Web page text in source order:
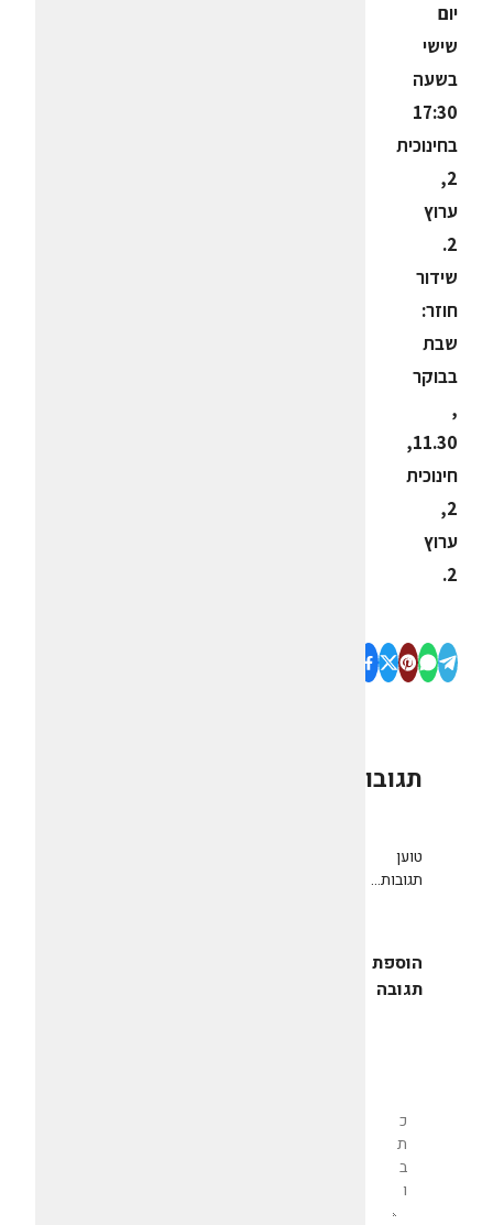
יום
שישי
בשעה
17:30
בחינוכית
2,
ערוץ
2.
שידור
חוזר:
שבת
בבוקר
,
11.30,
חינוכית
2,
ערוץ
2.
תגובות
טוען
תגובות...
הוספת
תגובה